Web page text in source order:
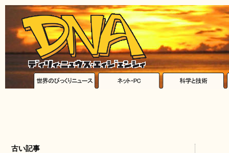
古い記事